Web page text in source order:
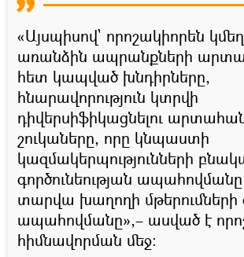
«Այսպիսով` որոշակիորեն
առանձին ապրանքների
հետ կապված խնդիրները,
հնարավորություն կտրվի
դիվերսիֆիկացնելու
շուկաները, որը կնպաստի
կազմակերպությունների
գործունեության
տարվա խաղողի մթերումների
ապահովմանը»,– ասված է
հիմնավորման մեջ։